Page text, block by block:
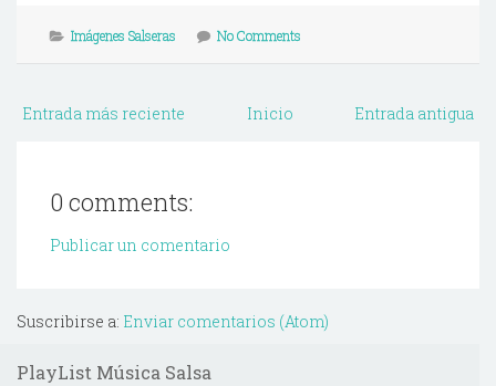
Imágenes Salseras No Comments
Entrada más reciente Entrada antigua
Inicio
0 comments:
Publicar un comentario
Suscribirse a: Enviar comentarios (Atom)
PlayList Música Salsa